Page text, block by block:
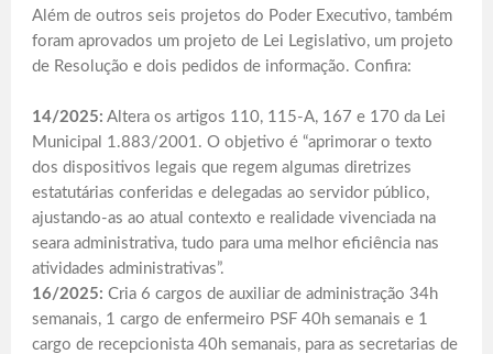
Além de outros seis projetos do Poder Executivo, também
foram aprovados um projeto de Lei Legislativo, um projeto
de Resolução e dois pedidos de informação. Confira:
14/2025: Altera os artigos 110, 115-A, 167 e 170 da Lei
Municipal 1.883/2001. O objetivo é “aprimorar o texto
dos dispositivos legais que regem algumas diretrizes
estatutárias conferidas e delegadas ao servidor público,
ajustando-as ao atual contexto e realidade vivenciada na
seara administrativa, tudo para uma melhor eficiência nas
atividades administrativas”.
16/2025: Cria 6 cargos de auxiliar de administração 34h
semanais, 1 cargo de enfermeiro PSF 40h semanais e 1
cargo de recepcionista 40h semanais, para as secretarias de